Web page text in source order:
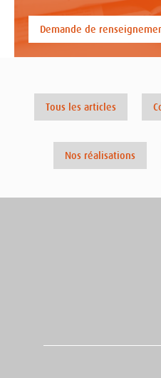
Demande de
Tous les articles
Nos réalisations